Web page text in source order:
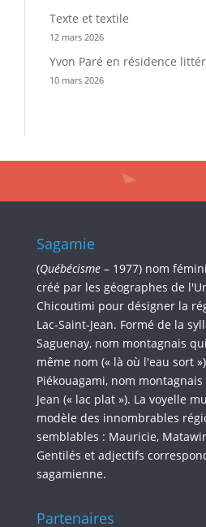
Texte et textile
12 mars 2026
Yvon Paré en résidence
10 mars 2026
Sagamie
(Québécisme – 1977) nom
créé par les géographes de
Chicoutimi pour désigner la
Lac-Saint-Jean. Formé de la
Saguenay, nom montagnais
même nom (« là où l'eau sort
Piékouagami, nom
Jean (« lac plat »). La voyelle
modèle des innombrables
semblables : Mauricie,
Gentilés et adjectifs
sagamienne.
Partenaires